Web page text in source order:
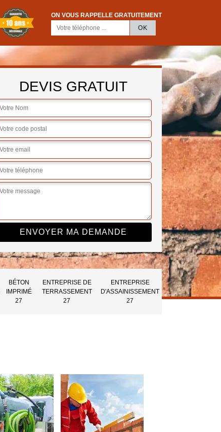
ON VOUS RAPPELLE GRATUITEMENT
DEVIS GRATUIT
BÉTON
IMPRIMÉ
27
ENTREPRISE DE
TERRASSEMENT
27
ENTREPRISE
D'ASSAINISSEMENT
27